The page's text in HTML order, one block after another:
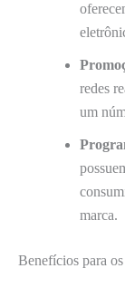
redes
um
marca.
Benefícios para